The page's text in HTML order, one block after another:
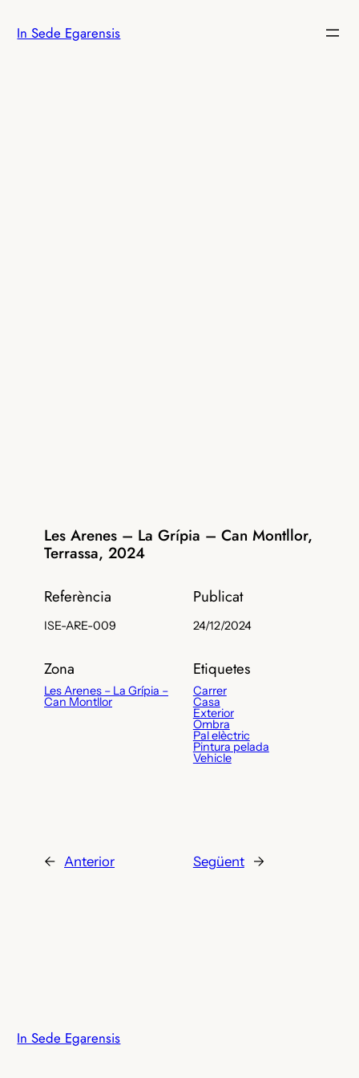
In Sede Egarensis
Les Arenes – La Grípia – Can Montllor,
Terrassa, 2024
Referència
ISE-ARE-009
Zona
Les Arenes – La Grípia –
Can Montllor
Publicat
24/12/2024
Etiquetes
Carrer
Casa
Exterior
Ombra
Pal elèctric
Pintura pelada
Vehicle
← Anterior Següent →
In Sede Egarensis